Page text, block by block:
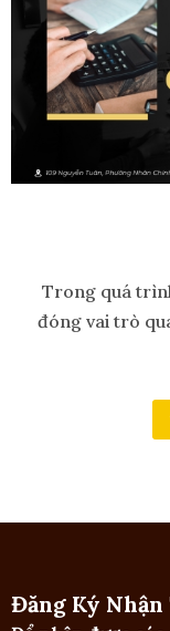
Trong quá
đóng vai trò
Đăng Ký Nhận